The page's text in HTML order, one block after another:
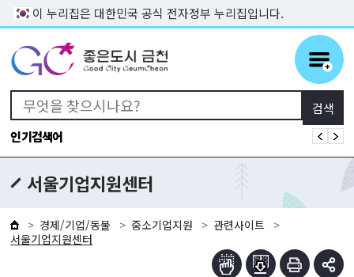
본문 바로가기
이 누리집은 대한민국 공식 전자정부 누리집입니다.
인기검색어
서울기업지원센터
경제/기업/동물 중소기업지원
관련사이트
서울기업지원센터